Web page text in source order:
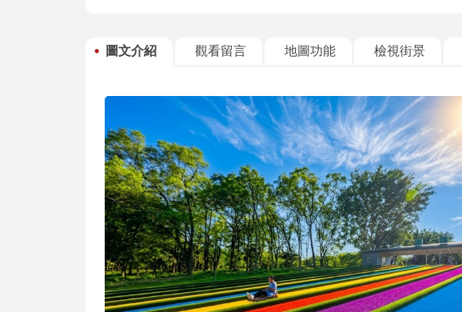
圖文介紹 觀看留言 地圖功能 檢視街景